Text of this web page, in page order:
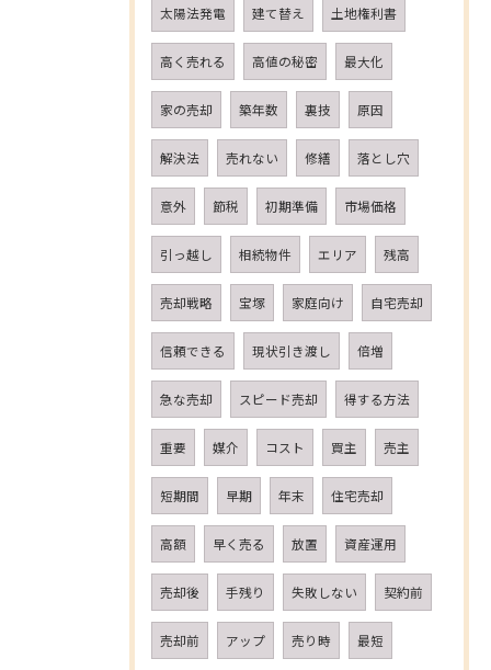
太陽法発電 建て替え 土地権利書
高く売れる 高値の秘密 最大化
家の売却 築年数 裏技 原因
解決法 売れない 修繕 落とし穴
意外 節税 初期準備 市場価格
引っ越し 相続物件 エリア 残高
売却戦略 宝塚 家庭向け 自宅売却
信頼できる 現状引き渡し 倍増
急な売却 スピード売却 得する方法
重要 媒介 コスト 買主 売主
短期間 早期 年末 住宅売却
高額 早く売る 放置 資産運用
売却後 手残り 失敗しない 契約前
売却前 アップ 売り時 最短